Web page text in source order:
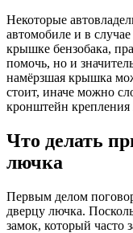
Некоторые
автомобиле и в
крышке бензобака,
помочь, но и
намёрзшая крышка
стоит, иначе можно
кронштейн
Что делать
лючка
Первым делом
дверцу лючка.
замок, который часто